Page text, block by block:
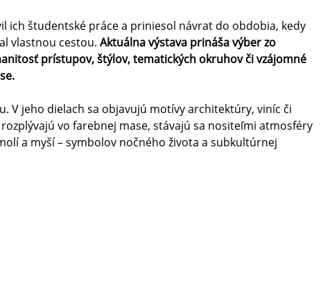
ich študentské práce a priniesol návrat do obdobia, kedy
vlastnou cestou. Aktuálna výstava prináša výber zo
prístupov, štýlov, tematických okruhov či vzájomné
jeho dielach sa objavujú motívy architektúry, viníc či
vo farebnej mase, stávajú sa nositeľmi atmosféry
a myší – symbolov nočného života a subkultúrnej